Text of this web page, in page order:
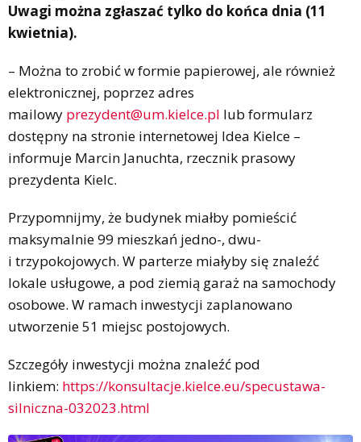
Uwagi można zgłaszać tylko do końca dnia (11
kwietnia).
– Można to zrobić w formie papierowej, ale również
elektronicznej, poprzez adres
mailowy prezydent@um.kielce.pl lub formularz
dostępny na stronie internetowej Idea Kielce –
informuje Marcin Januchta, rzecznik prasowy
prezydenta Kielc.
Przypomnijmy, że budynek miałby pomieścić
maksymalnie 99 mieszkań jedno-, dwu-
i trzypokojowych. W parterze miałyby się znaleźć
lokale usługowe, a pod ziemią garaż na samochody
osobowe. W ramach inwestycji zaplanowano
utworzenie 51 miejsc postojowych.
Szczegóły inwestycji można znaleźć pod
linkiem: https://konsultacje.kielce.eu/specustawa-
silniczna-032023.html